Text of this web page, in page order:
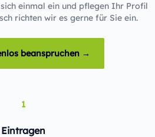
einmal ein und pflegen Ihr Profil
richten wir es gerne für Sie ein.
beanspruchen →
1
Eintragen